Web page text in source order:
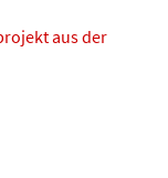
aus der